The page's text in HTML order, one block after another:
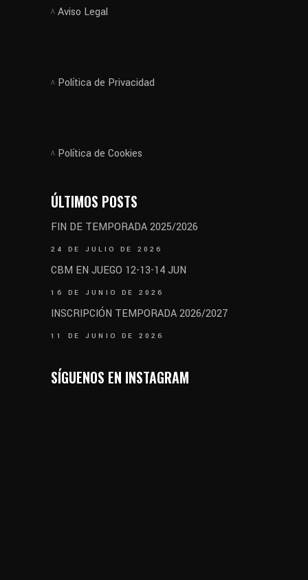
Aviso Legal
Política de Privacidad
Política de Cookies
ÚLTIMOS POSTS
FIN DE TEMPORADA 2025/2026
24 DE JULIO DE 2026
CBM EN JUEGO 12-13-14 JUN
16 DE JUNIO DE 2026
INSCRIPCIÓN TEMPORADA 2026/2027
11 DE JUNIO DE 2026
SÍGUENOS EN INSTAGRAM